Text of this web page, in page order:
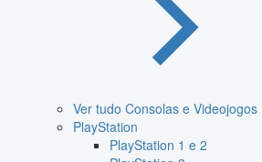
Ver tudo Consolas e Videojogos
PlayStation
PlayStation 1 e 2